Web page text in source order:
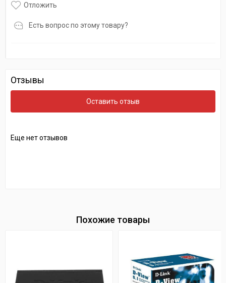
Отложить
Есть вопрос по этому товару?
Отзывы
Оставить отзыв
Еще нет отзывов
Похожие товары